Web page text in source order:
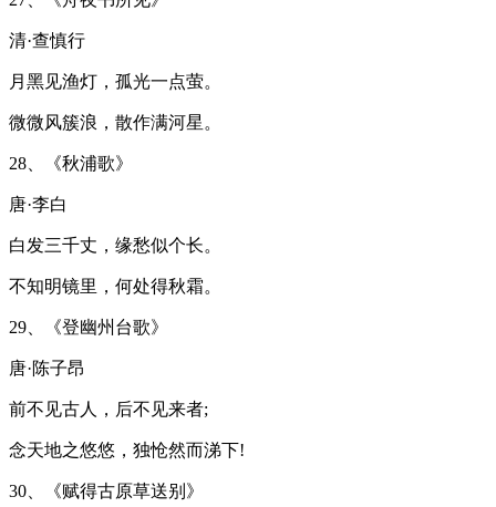
清·查慎行
月黑见渔灯，孤光一点萤。
微微风簇浪，散作满河星。
28、《秋浦歌》
唐·李白
白发三千丈，缘愁似个长。
不知明镜里，何处得秋霜。
29、《登幽州台歌》
唐·陈子昂
前不见古人，后不见来者;
念天地之悠悠，独怆然而涕下!
30、《赋得古原草送别》